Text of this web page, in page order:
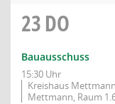
23DO
Bauausschuss
15:30 Uhr
Kreishaus
Mettmann, Raum